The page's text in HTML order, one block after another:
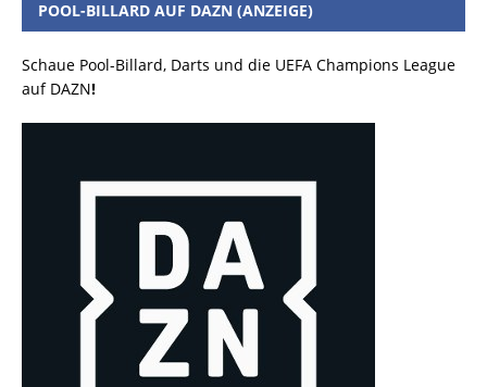
POOL-BILLARD AUF DAZN (ANZEIGE)
Schaue Pool-Billard, Darts und die UEFA Champions League
auf DAZN!